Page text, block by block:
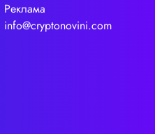
Реклама
info@cryptonovini.com